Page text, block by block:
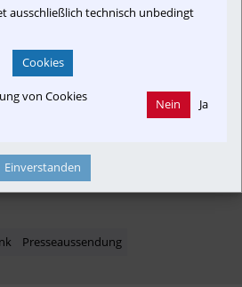
zu gelangen.
wird geöffnet)
Presseaussendung
ausschließlich technisch unbedingt
Cookies
von Cookies
Nein Ja
Einverstanden